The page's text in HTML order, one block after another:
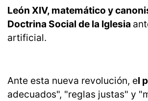
León XIV, matemático y
Doctrina Social de la Iglesia
artificial.
Ante esta nueva revolución, el
adecuados", "reglas justas" y